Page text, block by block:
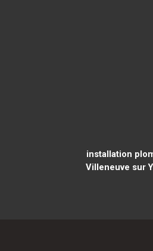
installation
Villeneuve sur